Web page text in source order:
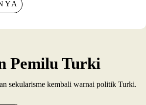
Pemilu Turki
sekularisme kembali warnai politik Turki.